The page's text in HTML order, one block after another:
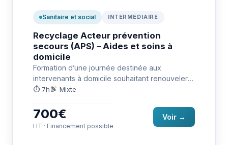
Sanitaire et social INTERMEDIAIRE
Recyclage Acteur prévention
secours (APS) – Aides et soins à
domicile
Formation d’une journée destinée aux
intervenants à domicile souhaitant renouveler
leur certificat Acteur Prévention Secours (APS-
⏱ 7h Mixte
700€
HT · Financement possible
Voir →